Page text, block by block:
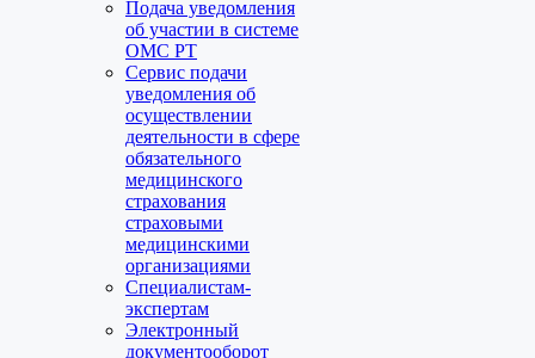
Подача уведомления
об участии в системе
ОМС РТ
Сервис подачи
уведомления об
осуществлении
деятельности в сфере
обязательного
медицинского
страхования
страховыми
медицинскими
организациями
Специалистам-
экспертам
Электронный
документооборот